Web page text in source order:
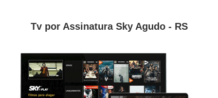
Tv por Assinatura Sky Agudo - RS